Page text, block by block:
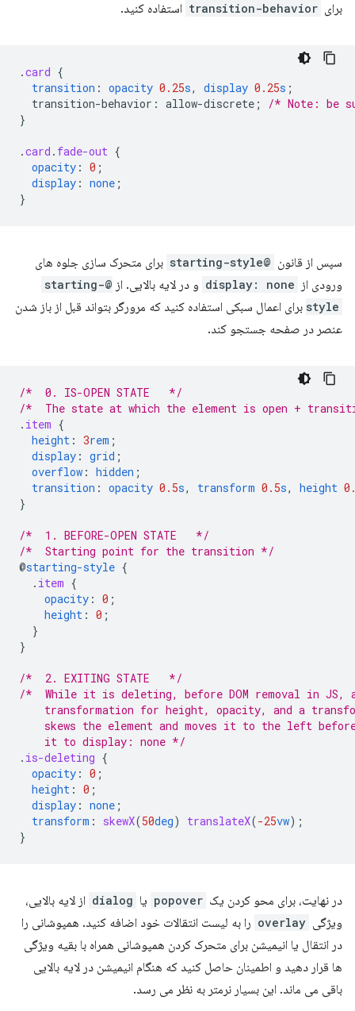
برای transition-behavior استفاده کنید.
.card {
transition : opacity 0.25s, display 0.25s ;
transition-behavior : allow-discrete ;
/* Note: be
}
.card . fade-out {
opacity : 0 ;
display : none ;
}
سپس از قانون @starting-style
برای متحرک سازی جلوه های
ورودی از display: none و در لایه بالایی. از
@starting-
style برای اعمال سبکی استفاده کنید که مرورگر بتواند قبل از باز شدن
عنصر در صفحه جستجو کند.
/*  0. IS-OPEN STATE   */
/*  The state at which the element is open +
. item {
height : 3rem ;
display : grid ;
overflow : hidden ;
transition : opacity 0.5s, transform 0.5s, height
}
/*  1. BEFORE-OPEN STATE   */
/*  Starting point for the transition */
@starting-style {
. item {
opacity : 0 ;
height : 0 ;
}
}
/*  2. EXITING STATE   */
/*  While it is deleting, before DOM removal in JS,
transformation for height, opacity, and a
skews the element and moves it to the left
    it to display: none */
. is-deleting {
opacity : 0 ;
height : 0 ;
display : none ;
transform : skewX(50deg) translateX(-25vw);
}
در نهایت، برای محو کردن یک popover یا dialog از لایه بالایی،
ویژگی overlay را به لیست انتقالات خود اضافه کنید. همپوشانی را
در انتقال یا انیمیشن برای متحرک کردن همپوشانی همراه با بقیه ویژگی
ها قرار دهید و اطمینان حاصل کنید که هنگام انیمیشن در لایه بالایی
باقی می ماند. این بسیار نرمتر به نظر می رسد.